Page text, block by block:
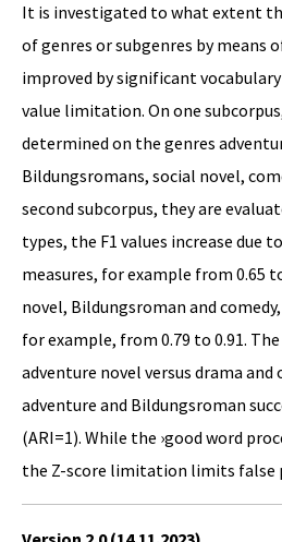
It is investigated to what extent
of genres or subgenres by means
improved by significant vocabulary
value limitation. On one subcorpus,
determined on the genres
Bildungsromans, social novel,
second subcorpus, they are
types, the F1 values increase due
measures, for example from 0.65
novel, Bildungsroman and
for example, from 0.79 to 0.91.
adventure novel versus drama and
adventure and Bildungsroman
(ARI=1). While the ›good word
the Z-score limitation limits false